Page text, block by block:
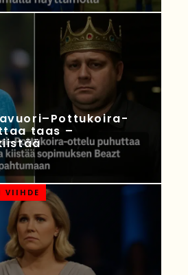
taas –
VIIHDE